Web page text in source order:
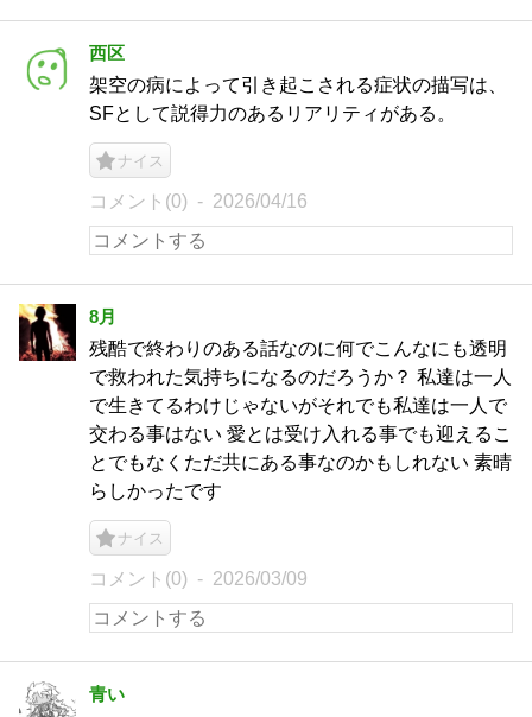
西区
架空の病によって引き起こされる症状の描写は、
SFとして説得力のあるリアリティがある。
ナイス
コメント(0) 2026/04/16
8月
残酷で終わりのある話なのに何でこんなにも透明
で救われた気持ちになるのだろうか？ 私達は一人
で生きてるわけじゃないがそれでも私達は一人で
交わる事はない 愛とは受け入れる事でも迎えるこ
とでもなくただ共にある事なのかもしれない 素晴
らしかったです
ナイス
コメント(0) 2026/03/09
青い